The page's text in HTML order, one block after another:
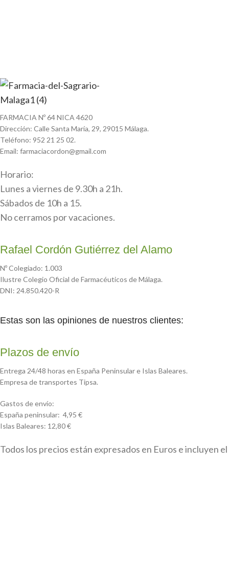
FARMACIA Nº 64 NICA 4620
Dirección: Calle Santa María, 29, 29015 Málaga.
Teléfono: 952 21 25 02.
Email: farmaciacordon@gmail.com
Horario:
Lunes a viernes de 9.30h a 21h.
Sábados de 10h a 15.
No cerramos por vacaciones.
Rafael Cordón Gutiérrez del Alamo
Nº Colegiado: 1.003
Ilustre Colegio Oficial de Farmacéuticos de Málaga.
DNI: 24.850.420-R
Estas son las opiniones de nuestros clientes:
Plazos de envío
Entrega 24/48 horas en España Peninsular e Islas Baleares.
Empresa de transportes Tipsa.
Gastos de envío:
España peninsular: 4,95 €
Islas Baleares: 12,80 €
Todos los precios están expresados en Euros e incluyen el